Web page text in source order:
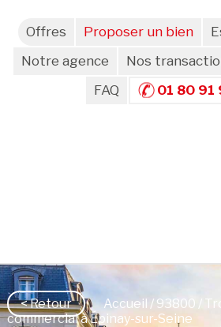
Offres Proposer un bien
Notre agence
Nos
FAQ
01 80 91
< Retour Accueil / 93800 /
commercial à Épinay-sur-Seine